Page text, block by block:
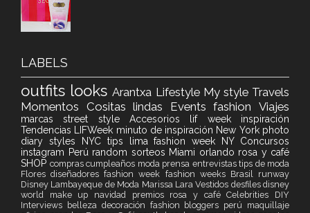
LABELS
outfits looksArantxa Lifestyle My style Travels
Momentos Cositas lindas EventsfashionViajes
marcasstreet styleAccesorios lif week inspiración
Tendencias LIFWeek minuto de inspiración New York photo
diary styles NYC tips lima fashion week NY Concursos
instagram Perú random sorteos Miami orlando rosa y café
SHOP compras cumpleaños moda prensa entrevistas tips de moda
Floresdiseñadoresfashion week fashion weeks Brasil runway
Disney Lambayeque de Moda Marissa Lara Vestidos desfiles disney
world make up navidad premios rosa y caféCelebrities DIY
Interviews belleza decoración fashion bloggers perú maquillaje